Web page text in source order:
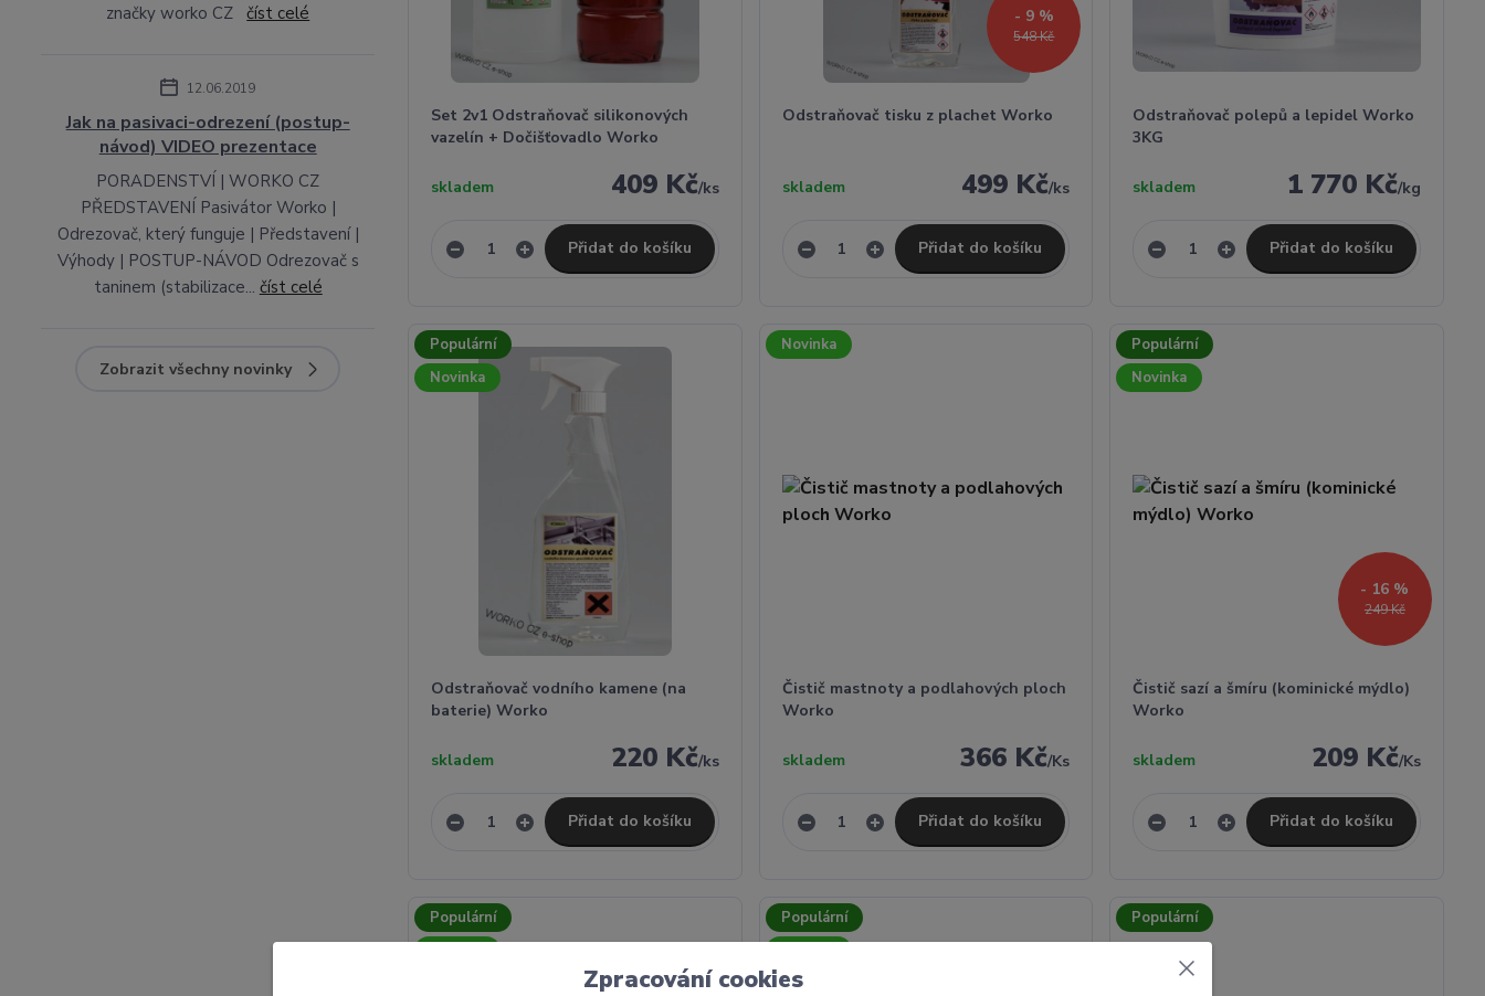
Set 2v1 Odstraňovač silikonových
vazelín + Dočišťovadlo Worko
409 Kč/ks
skladem
Přidat do košíku
548 Kč
- 9 %
Odstraňovač tisku z plachet Worko
499 Kč/ks
skladem
Přidat do košíku
Odstraňovač polepů a lepidel Worko
3KG
1 770 Kč/kg
skladem
Přidat do košíku
Populární
Novinka
Odstraňovač vodního kamene (na
baterie) Worko
220 Kč/ks
skladem
Přidat do košíku
Novinka
Čistič mastnoty a podlahových ploch
Worko
366 Kč/Ks
skladem
Přidat do košíku
Populární
Novinka
249 Kč
- 16 %
Čistič sazí a šmíru (kominické mýdlo)
Worko
209 Kč/Ks
skladem
Přidat do košíku
Populární
Populární
Populární
značky worko CZčíst celé
12.06.2019
Jak na pasivaci-odrezení (postup-
návod) VIDEO prezentace
PORADENSTVÍ | WORKO CZ
PŘEDSTAVENÍ Pasivátor Worko |
Odrezovač, který funguje | Představení |
Výhody | POSTUP-NÁVOD Odrezovač s
taninem (stabilizace... číst celé
Zobrazit všechny novinky
Zpracování cookies